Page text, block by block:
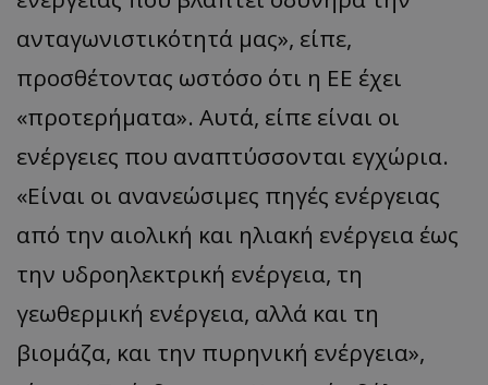
ανταγωνιστικότητά μας», είπε,
προσθέτοντας ωστόσο ότι η ΕΕ έχει
«προτερήματα». Αυτά, είπε είναι οι
ενέργειες που αναπτύσσονται εγχώρια.
«Είναι οι ανανεώσιμες πηγές ενέργειας
από την αιολική και ηλιακή ενέργεια έως
την υδροηλεκτρική ενέργεια, τη
γεωθερμική ενέργεια, αλλά και τη
βιομάζα, και την πυρηνική ενέργεια»,